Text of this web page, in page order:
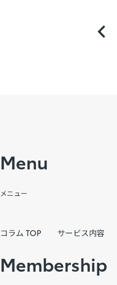
Menu
メニュー
コラム TOP サービス内容
Membership